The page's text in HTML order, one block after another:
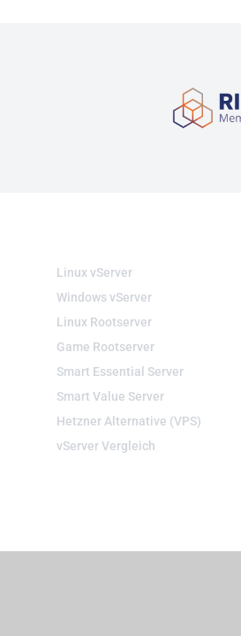
Linux vServer
Windows vServer
Linux Rootserver
Game Rootserver
Smart Essential Server
Smart Value Server
Hetzner Alternative (VPS)
vServer Vergleich